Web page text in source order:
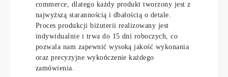
commerce, dlatego każdy produkt tworzony jest z
najwyższą starannością i dbałością o detale.
Proces produkcji biżuterii realizowany jest
indywidualnie i trwa do 15 dni roboczych, co
pozwala nam zapewnić wysoką jakość wykonania
oraz precyzyjne wykończenie każdego
zamówienia.